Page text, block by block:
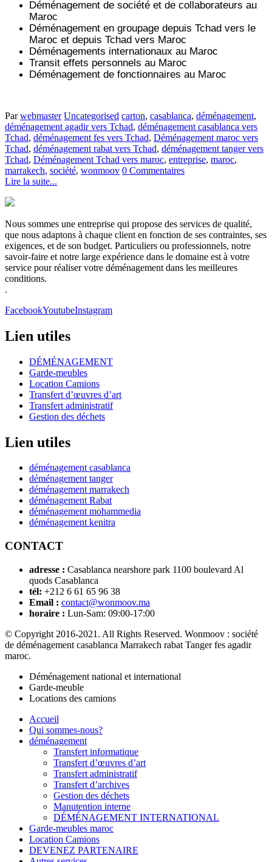
Déménagement de société et de collaborateurs au
Maroc
Déménagement en groupage depuis Tchad vers le
Maroc et depuis Tchad vers Maroc
Déménagements internationaux au Maroc
Transit effets personnels au Maroc
Déménagement de fonctionnaires au Maroc
Parwebmaster Uncategorised carton, casablanca, déménagement,
déménagement agadir vers Tchad, déménagement casablanca vers
Tchad, déménagement fes vers Tchad, Déménagement maroc vers
Tchad, déménagement rabat vers Tchad, déménagement tanger vers
Tchad, Déménagement Tchad vers maroc, entreprise, maroc,
marrakech, société, wonmoov 0 Commentaires
Lire la suite...
Nous sommes une entreprise qui propose des services de qualité,
que nous adaptons à chaque client en fonction de ses contraintes, ses
exigences, et de son budget. Particuliers ou professionnels, notre
savoir-faire et notre large expérience dans le domaine est à votre
service pour réaliser votre déménagement dans les meilleures
conditions.
.
FacebookYoutubeInstagram
Lien utiles
DÉMÉNAGEMENT
Garde-meubles
Location Camions
Transfert d’œuvres d’art
Transfert administratif
Gestion des déchets
Lien utiles
déménagement casablanca
déménagement tanger
déménagement marrakech
déménagement Rabat
déménagement mohammedia
déménagement kenitra
CONTACT
adresse : Casablanca nearshore park 1100 boulevard Al
quods Casablanca
tél: +212 6 61 65 96 38
Email : contact@wonmoov.ma
horaire : Lun-Sam: 09:00-17:00
© Copyright 2016-2021. All Rights Reserved. Wonmoov : société
de déménagement casablanca Marrakech rabat Tanger fes agadir
maroc.
Déménagement national et international
Garde-meuble
Locations des camions
Accueil
Qui sommes-nous?
déménagement
Transfert informatique
Transfert d’œuvres d’art
Transfert administratif
Transfert d’archives
Gestion des déchets
Manutention interne
DÉMÉNAGEMENT INTERNATIONAL
Garde-meubles maroc
Location Camions
DEVENEZ PARTENAIRE